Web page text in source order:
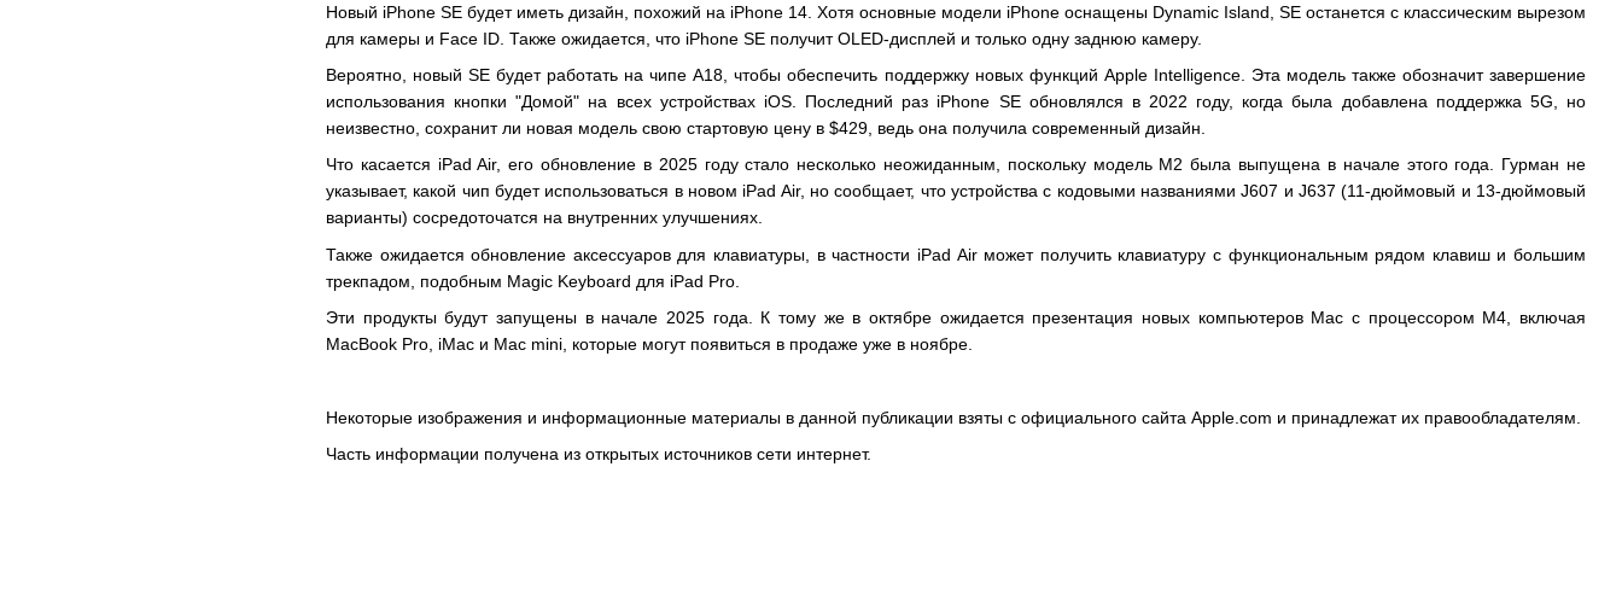
Новый iPhone SE будет иметь дизайн, похожий на iPhone 14. Хотя основные модели iPhone оснащены Dynamic Island, SE останется с классическим вырезом
для камеры и Face ID. Также ожидается, что iPhone SE получит OLED-дисплей и только одну заднюю камеру.
Вероятно, новый SE будет работать на чипе A18, чтобы обеспечить поддержку новых функций Apple Intelligence. Эта модель также обозначит завершение
использования кнопки "Домой" на всех устройствах iOS. Последний раз iPhone SE обновлялся в 2022 году, когда была добавлена ​​поддержка 5G, но
неизвестно, сохранит ли новая модель свою стартовую цену в $429, ведь она получила современный дизайн.
Что касается iPad Air, его обновление в 2025 году стало несколько неожиданным, поскольку модель M2 была выпущена в начале этого года. Гурман не
указывает, какой чип будет использоваться в новом iPad Air, но сообщает, что устройства с кодовыми названиями J607 и J637 (11-дюймовый и 13-дюймовый
варианты) сосредоточатся на внутренних улучшениях.
Также ожидается обновление аксессуаров для клавиатуры, в частности iPad Air может получить клавиатуру с функциональным рядом клавиш и большим
трекпадом, подобным Magic Keyboard для iPad Pro.
Эти продукты будут запущены в начале 2025 года. К тому же в октябре ожидается презентация новых компьютеров Mac с процессором M4, включая
MacBook Pro, iMac и Mac mini, которые могут появиться в продаже уже в ноябре.
Некоторые изображения и информационные материалы в данной публикации взяты с официального сайта Apple.com и принадлежат их правообладателям.
Часть информации получена из открытых источников сети интернет.